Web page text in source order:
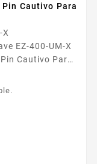
Cautivo Para
X
EZ-400-UM-X
Cautivo Para
de la serie EZ
su facilidad de
ofrecido
UHF Macho